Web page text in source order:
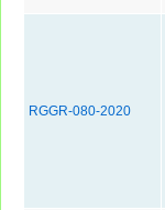
RGGR-080-2020